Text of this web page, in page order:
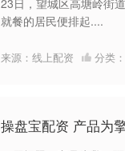
23日，望城区高塘岭街
就餐的居民便排起....
来源：线上配资 分类：
操盘宝配资 产品为